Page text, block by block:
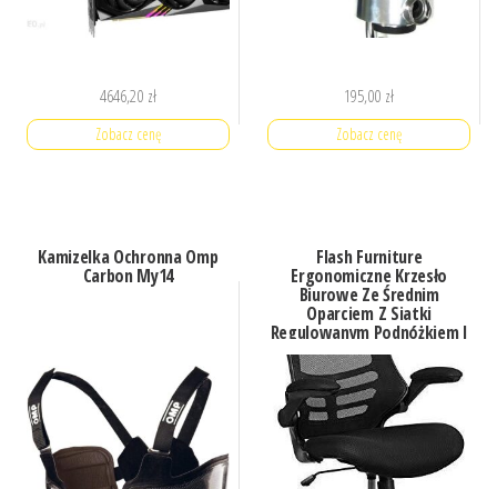
4646,20 zł
Zobacz cenę
195,00 zł
Zobacz cenę
Kamizelka Ochronna Omp
Carbon My14
Flash Furniture
Ergonomiczne Krzesło
Biurowe Ze Średnim
Oparciem Z Siatki
Regulowanym Podnóżkiem I
Podnoszonymi
Podłokietnikami